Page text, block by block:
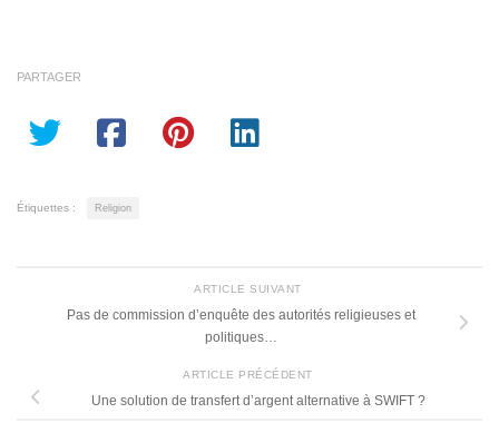
PARTAGER
Étiquettes : Religion
ARTICLE SUIVANT
Pas de commission d’enquête des autorités religieuses et
politiques…
ARTICLE PRÉCÉDENT
Une solution de transfert d’argent alternative à SWIFT ?